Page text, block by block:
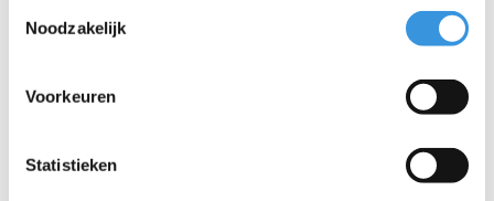
Noodzakelijk
Voorkeuren
Statistieken
2 dekschroeven, kort
(1150)